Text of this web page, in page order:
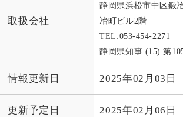
取扱会社
静岡県浜松市中区鍛
冶町ビル2階
TEL:053-454-2271
静岡県知事 (15) 第
情報更新日 2025年02月03日
更新予定日 2025年02月06日